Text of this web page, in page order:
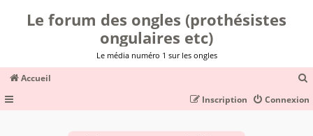
Le forum des ongles (prothésistes
ongulaires etc)
Le média numéro 1 sur les ongles
Accueil
c
Connexion
Inscription